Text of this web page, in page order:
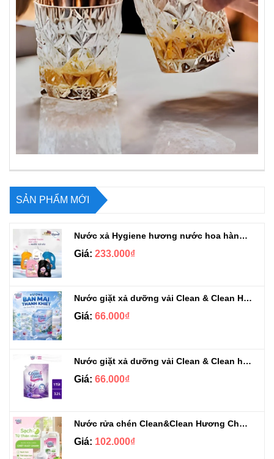
SẢN PHẨM MỚI
Nước xả Hygiene hương nước hoa hàng chuẩn Thái can 3L3
Giá: 233.000₫
Nước giặt xả dưỡng vải Clean & Clean Hương Ban Mai 3.2kg
Giá: 66.000₫
Nước giặt xả dưỡng vải Clean & Clean hương Violet 3.2kg
Giá: 66.000₫
Nước rửa chén Clean&Clean Hương Chanh Can 5L
Giá: 102.000₫